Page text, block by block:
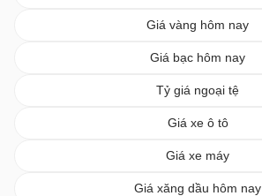
Giá vàng hôm nay
Giá bạc hôm nay
Tỷ giá ngoại tệ
Giá xe ô tô
Giá xe máy
Giá xăng dầu hôm nay